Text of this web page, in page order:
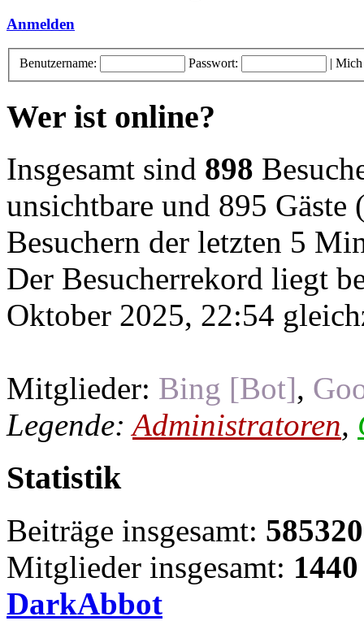
Anmelden
Benutzername: Passwort: | Mich
Wer ist online?
Insgesamt sind 898
unsichtbare und 895 Gäste
Besuchern der letzten 5
Der Besucherrekord liegt
Oktober 2025, 22:54
Mitglieder: Bing [Bot],
Legende:Administratoren,
Statistik
Beiträge insgesamt: 585320
Mitglieder insgesamt: 1440
DarkAbbot